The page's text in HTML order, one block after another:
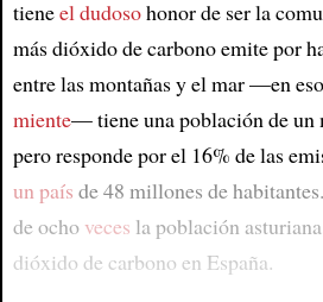
tieneel dudosohonor de ser la
más dióxido de carbono emite por
entre las montañas y el mar —en eso
miente— tiene una población de un
pero responde por el 16% de las
un país de 48 millones de
de ocho veces la población
dióxido de carbono en España.